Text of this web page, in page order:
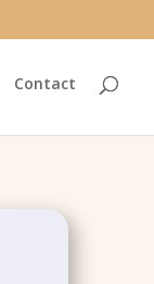
Contact